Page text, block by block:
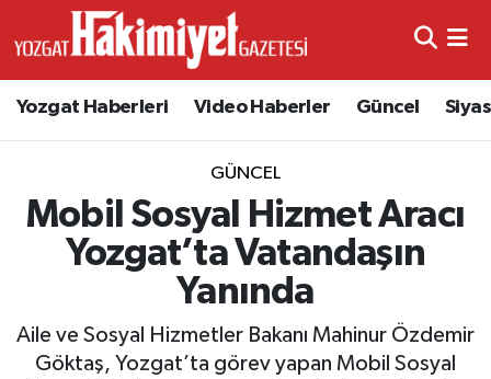
Yozgat Haberleri Video Haberler Güncel
GÜNCEL
Mobil Sosyal Hizmet Aracı
Yozgat’ta Vatandaşın
Yanında
Aile ve Sosyal Hizmetler Bakanı Mahinur Özdemir
Göktaş, Yozgat’ta görev yapan Mobil Sosyal